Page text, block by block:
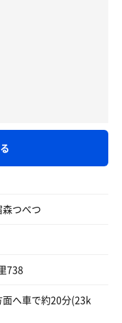
浴は20℃そこそこで涼
和でした。
て上がり、お腹空かせ
ル。
そう。ちと怖い😁
ティあり。
つべつ
738
へ車で約20分(23k